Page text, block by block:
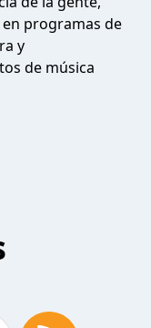
programas de
y
de música